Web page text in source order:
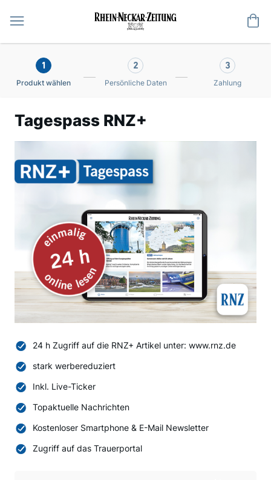
1
Produkt wählen
2
Persönliche Daten
3
Zahlung
Tagespass RNZ+
24 h Zugriff auf die RNZ+ Artikel unter: www.rnz.de
stark werbereduziert
Inkl. Live-Ticker
Topaktuelle Nachrichten
Kostenloser Smartphone & E-Mail Newsletter
Zugriff auf das Trauerportal